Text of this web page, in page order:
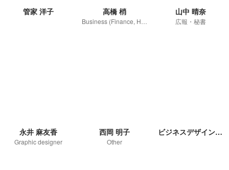
管家 洋子 高橋 梢 山中 晴奈
広報・秘書
永井 麻友香
Graphic designer
西岡 明子
Other
ビジネスデザイン部 共通